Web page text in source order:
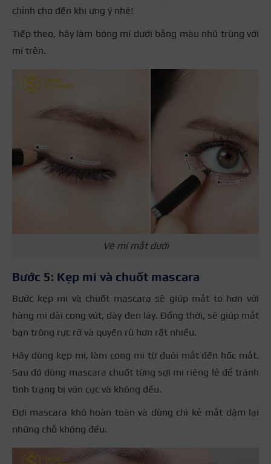
chỉnh cho đến khi ưng ý nhé!
Tiếp theo, hãy làm bóng mí dưới bằng màu nhũ trùng với
mí trên.
Vẽ mí mắt dưới
Bước 5: Kẹp mi và chuốt mascara
Bước kẹp mi và chuốt mascara sẽ giúp mắt to hơn với
hàng mi dài cong vút, dày đen láy. Đồng thời, sẽ giúp mắt
bạn trông rực rỡ và quyến rũ hơn rất nhiều.
Hãy dùng kẹp mi, làm cong mi từ đuôi mắt đến hốc mắt.
Sau đó dùng mascara chuốt từng sợi mi riêng lẻ để tránh
tình trạng bị vón cục và không đều.
Đợi mascara khô hoàn toàn và dùng chì kẻ mắt dặm lại
những chỗ không đều.